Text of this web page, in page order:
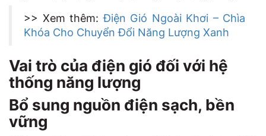
>> Xem thêm:Điện Gió Ngoài Khơi – Chìa
Khóa Cho Chuyển Đổi Năng Lượng Xanh
Vai trò của điện gió đối với hệ
thống năng lượng
Bổ sung nguồn điện sạch, bền
vững